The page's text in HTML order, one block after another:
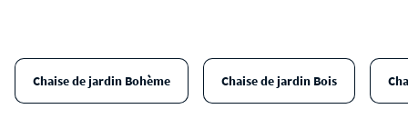
Chaise de jardin Bohème Chaise de jardin Bois